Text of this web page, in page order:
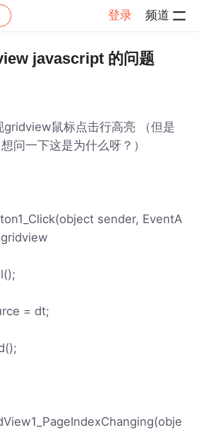
登录 频道
帖子详情
javascript 的问题
gridview鼠标点击行高亮 （但是
问一下这是为什么呀？）
sender, EventA
= dt;